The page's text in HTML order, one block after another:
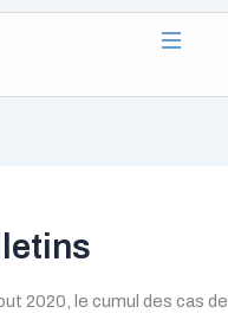
2020, le cumul des cas de